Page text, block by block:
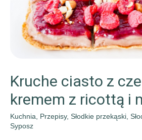
Kruche ciasto z
kremem z ricottą i
Kuchnia, Przepisy, Słodkie przekąski,
Syposz